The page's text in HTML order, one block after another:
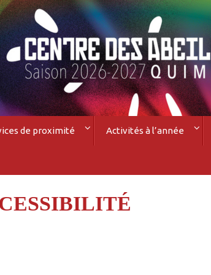
de proximité Activités à l’année